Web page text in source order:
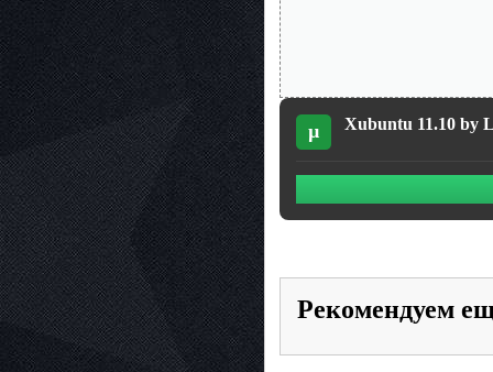
µ Xubuntu 11.10 by
Рекомендуем